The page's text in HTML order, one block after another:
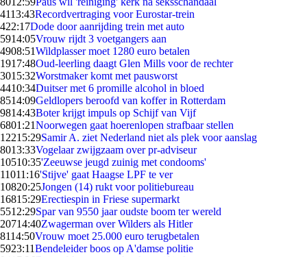
4113:43Recordvertraging voor Eurostar-trein
422:17Dode door aanrijding trein met auto
5914:05Vrouw rijdt 3 voetgangers aan
4908:51Wildplasser moet 1280 euro betalen
1917:48Oud-leerling daagt Glen Mills voor de rechter
3015:32Worstmaker komt met pausworst
4410:34Duitser met 6 promille alcohol in bloed
8514:09Geldlopers beroofd van koffer in Rotterdam
9814:43Boter krijgt impuls op Schijf van Vijf
6801:21Noorwegen gaat hoerenlopen strafbaar stellen
12215:29Samir A. ziet Nederland niet als plek voor aanslag
8013:33Vogelaar zwijgzaam over pr-adviseur
10510:35'Zeeuwse jeugd zuinig met condooms'
11011:16'Stijve' gaat Haagse LPF te ver
10820:25Jongen (14) rukt voor politiebureau
16815:29Erectiespin in Friese supermarkt
5512:29Spar van 9550 jaar oudste boom ter wereld
20714:40Zwagerman over Wilders als Hitler
8114:50Vrouw moet 25.000 euro terugbetalen
5923:11Bendeleider boos op A'damse politie